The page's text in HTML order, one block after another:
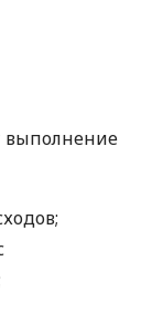
выполнение